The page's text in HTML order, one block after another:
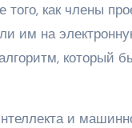
как члены
им на
который
и